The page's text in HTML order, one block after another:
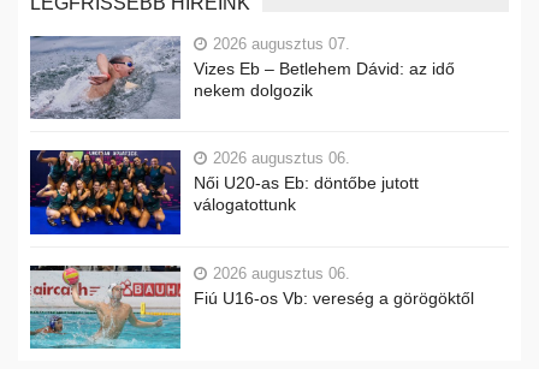
2026 augusztus 07.
Vizes Eb – Betlehem Dávid: az idő
nekem dolgozik
2026 augusztus 06.
Női U20-as Eb: döntőbe jutott
válogatottunk
2026 augusztus 06.
Fiú U16-os Vb: vereség a görögöktől